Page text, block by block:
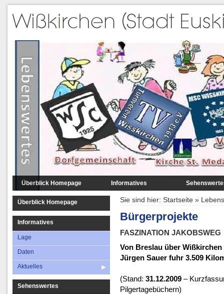
Überblick Homepage Informatives
Lage
Daten
Aktuelles
Luftbilder
Mitten in
Straßen von
Schul- und
Umgebung von
Aquarelle v. J.
Überblick Homepage
Informatives
Lage
Daten
Aktuelles
Sehenswertes
Sie sind hier: Startseite »
Bürgerprojekte
FASZINATION JAKOBSWEG
Von Breslau über
Jürgen Sauer fuhr 3.509
(Stand: 31.12.2009 –
Pilgertagebüchern)